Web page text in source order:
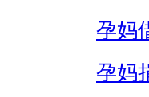
孕妈
孕妈